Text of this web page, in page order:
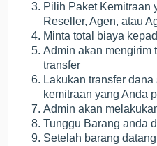
Pilih Paket Kemitraan
Reseller, Agen, atau
Minta total biaya
Admin akan mengirim
transfer
Lakukan transfer
kemitraan yang Anda
Admin akan
Tunggu Barang anda
Setelah barang